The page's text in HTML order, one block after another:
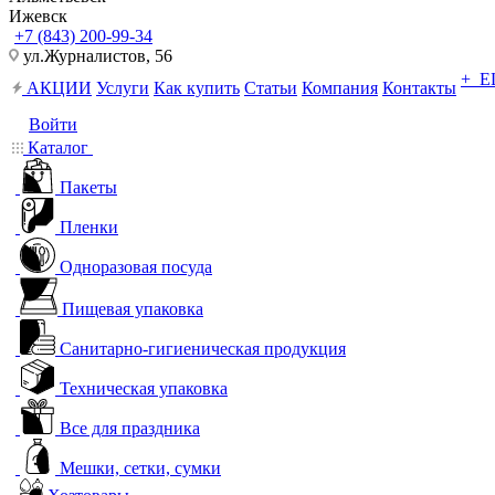
Ижевск
+7 (843) 200-99-34
ул.Журналистов, 56
АКЦИИ Услуги Как купить Статьи Компания Контакты +
Войти
Каталог
Пакеты
Пленки
Одноразовая посуда
Пищевая упаковка
Санитарно-гигиеническая продукция
Техническая упаковка
Все для праздника
Мешки, сетки, сумки